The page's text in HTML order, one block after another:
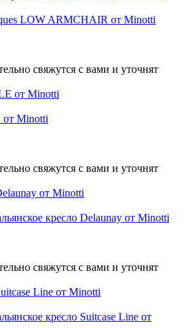
LOW ARMCHAIR от Minotti
свяжутся с вами и уточнят
от Minotti
свяжутся с вами и уточнят
кресло Delaunay от Minotti
свяжутся с вами и уточнят
кресло Suitcase Line от